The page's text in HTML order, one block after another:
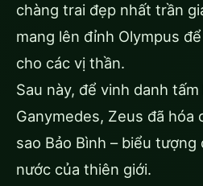
chàng trai đẹp nhất trần
mang lên đỉnh Olympus
cho các vị thần.
Sau này, để vinh danh
Ganymedes, Zeus đã hóa
sao Bảo Bình – biểu tượng
nước của thiên giới.